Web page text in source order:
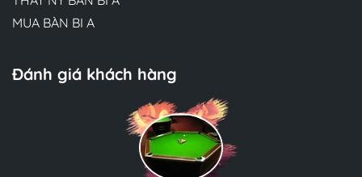
MUA BÀN BI A
Đánh giá khách hàng